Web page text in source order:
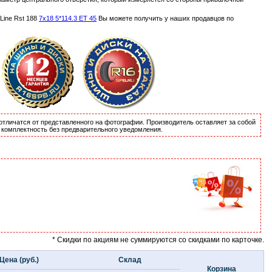
Rst 188 7x18 5*114.3 ET 45 Вы можете получить у наших продавцов по
от представленного на фотографии. Производитель оставляет за собой
без предварительного уведомления.
* Скидки по акциям не суммируются со скидками по карточке.
(руб.)
Склад
Корзина